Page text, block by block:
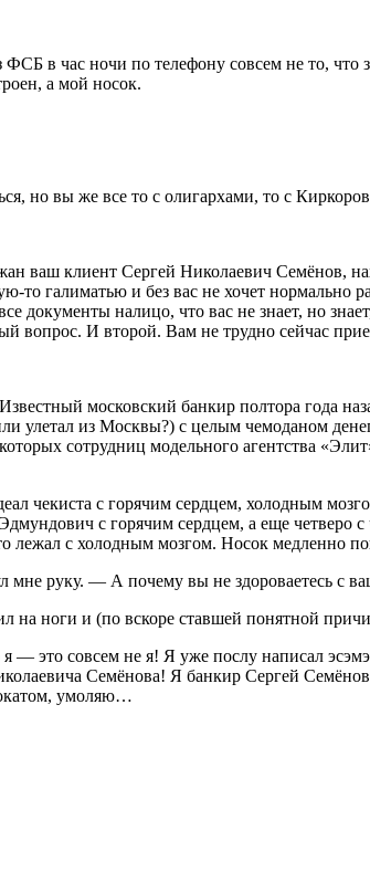
в час ночи по телефону совсем не то,
а мой носок.
но вы же все то с олигархами, то с
ваш клиент Сергей Николаевич Семёнов,
галиматью и без вас не хочет нормально
документы налицо, что вас не знает, но
И второй. Вам не трудно сейчас
московский банкир полтора года
улетал из Москвы?) с целым чемоданом
сотрудниц модельного агентства
чекиста с горячим сердцем, холодным
с горячим сердцем, а еще четверо
лежал с холодным мозгом. Носок медленно
руку. — А почему вы не здороваетесь с
на ноги и (по вскоре ставшей понятной
совсем не я! Я уже послу написал
Семёнова! Я банкир Сергей
умоляю…